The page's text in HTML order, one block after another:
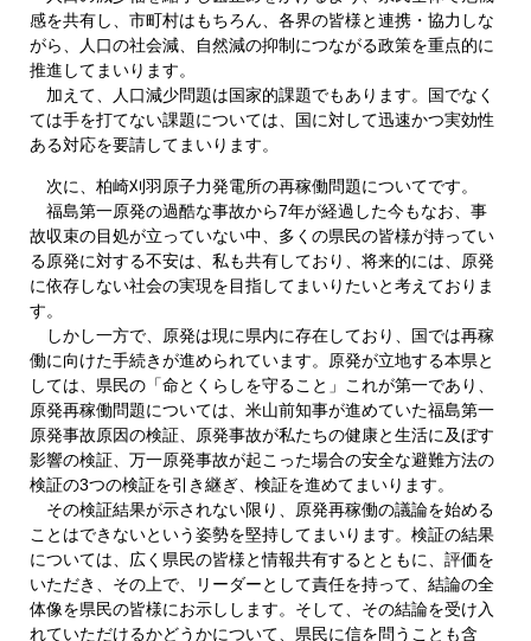
感を共有し、市町村はもちろん、各界の皆様と連携・協力しな
がら、人口の社会減、自然減の抑制につながる政策を重点的に
推進してまいります。
加えて、人口減少問題は国家的課題でもあります。国でなく
ては手を打てない課題については、国に対して迅速かつ実効性
ある対応を要請してまいります。
次に、柏崎刈羽原子力発電所の再稼働問題についてです。
福島第一原発の過酷な事故から7年が経過した今もなお、事
故収束の目処が立っていない中、多くの県民の皆様が持ってい
る原発に対する不安は、私も共有しており、将来的には、原発
に依存しない社会の実現を目指してまいりたいと考えておりま
す。
しかし一方で、原発は現に県内に存在しており、国では再稼
働に向けた手続きが進められています。原発が立地する本県と
しては、県民の「命とくらしを守ること」これが第一であり、
原発再稼働問題については、米山前知事が進めていた福島第一
原発事故原因の検証、原発事故が私たちの健康と生活に及ぼす
影響の検証、万一原発事故が起こった場合の安全な避難方法の
検証の3つの検証を引き継ぎ、検証を進めてまいります。
その検証結果が示されない限り、原発再稼働の議論を始める
ことはできないという姿勢を堅持してまいります。検証の結果
については、広く県民の皆様と情報共有するとともに、評価を
いただき、その上で、リーダーとして責任を持って、結論の全
体像を県民の皆様にお示しします。そして、その結論を受け入
れていただけるかどうかについて、県民に信を問うことも含